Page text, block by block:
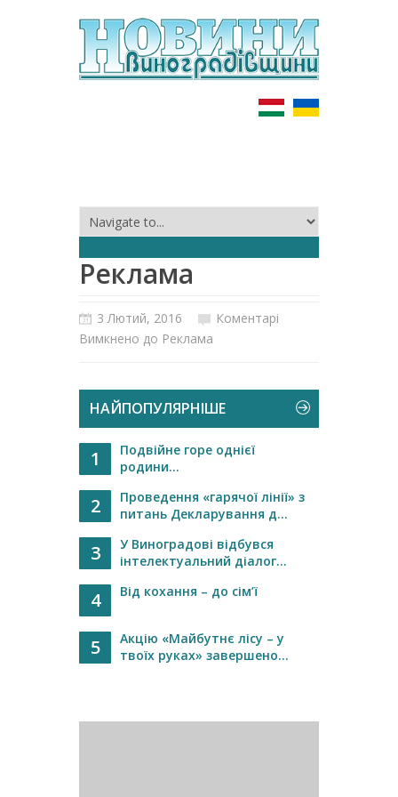
Реклама
3 Лютий, 2016
Коментарі
Вимкнено до Реклама
НАЙПОПУЛЯРНІШЕ
1
Подвійне горе однієї
родини...
2
Проведення «гарячої лінії» з
питань Декларування д...
3
У Виноградові відбувся
інтелектуальний діалог...
4 Від кохання – до сім’ї
5
Акцію «Майбутнє лісу – у
твоїх руках» завершено...